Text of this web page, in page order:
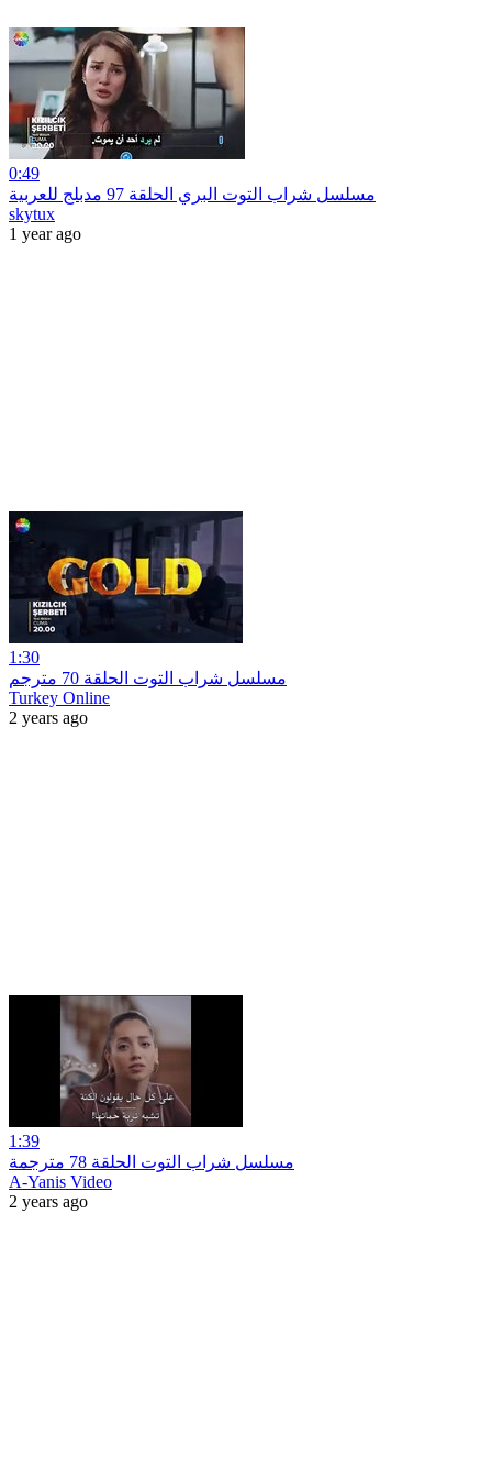
0:49
مسلسل شراب التوت البري الحلقة 97 مدبلج للعربية
skytux
1 year ago
1:30
مسلسل شراب التوت الحلقة 70 مترجم
Turkey Online
2 years ago
1:39
مسلسل شراب التوت الحلقة 78 مترجمة
A-Yanis Video
2 years ago